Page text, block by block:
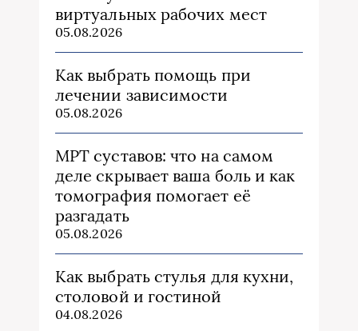
виртуальных рабочих мест
05.08.2026
Как выбрать помощь при
лечении зависимости
05.08.2026
МРТ суставов: что на самом
деле скрывает ваша боль и как
томография помогает её
разгадать
05.08.2026
Как выбрать стулья для кухни,
столовой и гостиной
04.08.2026